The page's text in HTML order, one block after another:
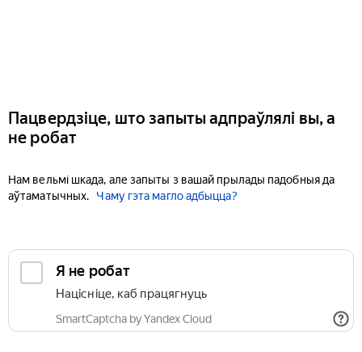
Пацвердзіце, што запыты адпраўлялі вы, а
не робат
Нам вельмі шкада, але запыты з вашай прылады падобныя да
аўтаматычных.
Чаму гэта магло адбыцца?
Я не робат
Націсніце, каб працягнуць
SmartCaptcha by Yandex Cloud